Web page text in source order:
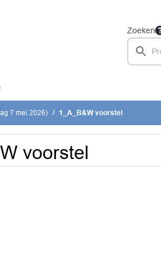
Zoeken
7 mei 2026) 1_A_B&W voorstel
voorstel